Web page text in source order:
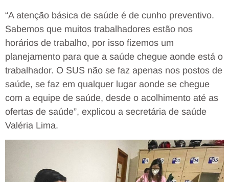
“A atenção básica de saúde é de cunho preventivo.
Sabemos que muitos trabalhadores estão nos
horários de trabalho, por isso fizemos um
planejamento para que a saúde chegue aonde está o
trabalhador. O SUS não se faz apenas nos postos de
saúde, se faz em qualquer lugar aonde se chegue
com a equipe de saúde, desde o acolhimento até as
ofertas de saúde”, explicou a secretária de saúde
Valéria Lima.